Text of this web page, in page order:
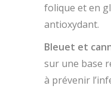
folique et en
antioxydant.
Bleuet et
sur une base
à prévenir